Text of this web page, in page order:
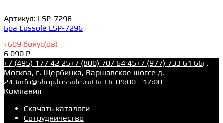
Артикул: LSP-7296
Бра Lussole LSP-7296
+609 бонус(ов)
6 090 ₽
+7 (495) 177 42 25+7 (800) 707 64 45+7 (977) 733 61 66г.
Москва, г. Щербинка, Варшавское шоссе д.
243info@shop.lussole.ruПн-Пт 09:00—17:00
Компания
Скачать каталоги
Сотрудничество